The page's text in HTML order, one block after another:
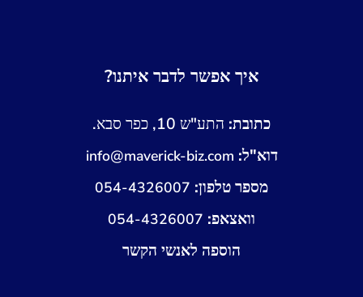
איך אפשר לדבר איתנו?
כתובת: התע"ש 10, כפר סבא.
דוא"ל:
מספר טלפון:
וואצאפ:
הוספה לאנשי הקשר